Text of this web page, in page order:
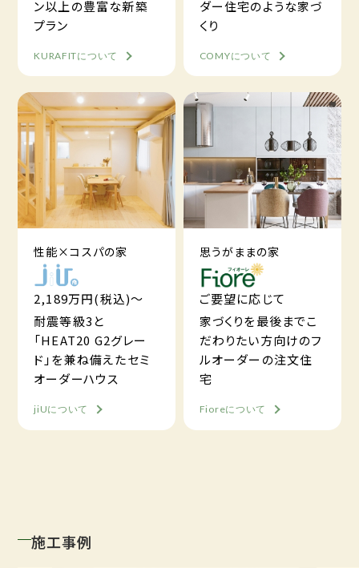
ン以上の豊富な新築
プラン
KURAFITについて
ダー住宅のような家づ
くり
COMYについて
性能×コスパの家
2,189万円(税込)～
耐震等級3と
「HEAT20 G2グレー
ド」を兼ね備えたセミ
オーダーハウス
jiUについて
思うがままの家
ご要望に応じて
家づくりを最後までこ
だわりたい方向けのフ
ルオーダーの注文住
宅
Fioreについて
施工事例